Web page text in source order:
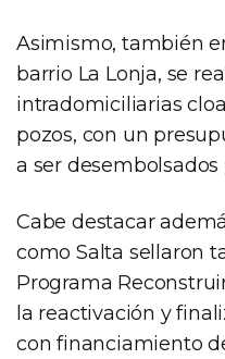
Asimismo, también
barrio La Lonja, se
intradomiciliarias
pozos, con un
a ser
Cabe destacar
como Salta sellaron
Programa
la reactivación y
con financiamiento